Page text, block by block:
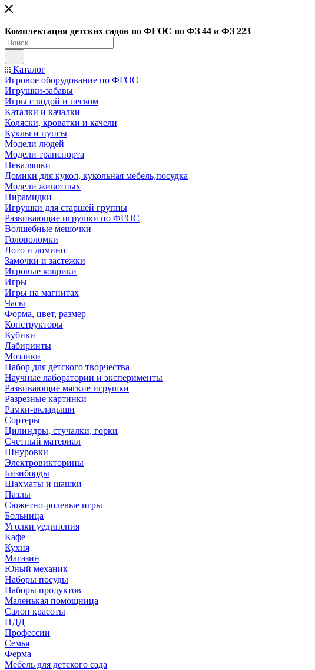
Комплектация детских садов по ФГОC по ФЗ 44 и ФЗ 223
Каталог
Игровое оборудование по ФГОС
Игрушки-забавы
Игры с водой и песком
Каталки и качалки
Коляски, кроватки и качели
Куклы и пупсы
Модели людей
Модели транспорта
Неваляшки
Домики для кукол, кукольная мебель,посудка
Модели животных
Пирамидки
Игрушки для старшей группы
Развивающие игрушки по ФГОС
Волшебные мешочки
Головоломки
Лото и домино
Замочки и застежки
Игровые коврики
Игры
Игры на магнитах
Часы
Форма, цвет, размер
Конструкторы
Кубики
Лабиринты
Мозаики
Набор для детского творчества
Научные лаборатории и эксперименты
Развивающие мягкие игрушки
Разрезные картинки
Рамки-вкладыши
Сортеры
Цилиндры, стучалки, горки
Счетный материал
Шнуровки
Электровикторины
Бизиборды
Шахматы и шашки
Пазлы
Сюжетно-ролевые игры
Больница
Уголки уединения
Кафе
Кухня
Магазин
Юный механик
Наборы посуды
Наборы продуктов
Маленькая помощница
Салон красоты
ПДД
Профессии
Семья
Ферма
Мебель для детского сада